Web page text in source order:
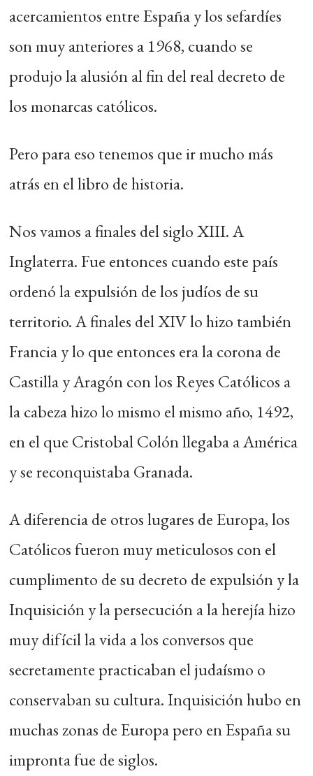
acercamientos entre España y los sefardíes
son muy anteriores a 1968, cuando se
produjo la alusión al fin del real decreto de
los monarcas católicos.
Pero para eso tenemos que ir mucho más
atrás en el libro de historia.
Nos vamos a finales del siglo XIII. A
Inglaterra. Fue entonces cuando este país
ordenó la expulsión de los judíos de su
territorio. A finales del XIV lo hizo también
Francia y lo que entonces era la corona de
Castilla y Aragón con los Reyes Católicos a
la cabeza hizo lo mismo el mismo año, 1492,
en el que Cristobal Colón llegaba a América
y se reconquistaba Granada.
A diferencia de otros lugares de Europa, los
Católicos fueron muy meticulosos con el
cumplimento de su decreto de expulsión y la
Inquisición y la persecución a la herejía hizo
muy difícil la vida a los conversos que
secretamente practicaban el judaísmo o
conservaban su cultura. Inquisición hubo en
muchas zonas de Europa pero en España su
impronta fue de siglos.